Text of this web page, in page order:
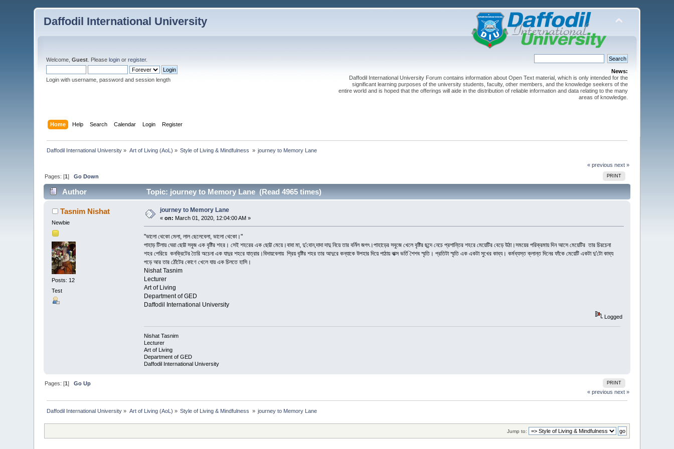
Daffodil International University
Welcome,Guest . Pleaselogin orregister.
Login with username, password and session length
News:
Daffodil International University Forum contains information about Open Text material, which is only intended for the
significant learning purposes of the university students, faculty, other members, and the knowledge seekers of the
entire world and is hoped that the offerings will aide in the distribution of reliable information and data relating to the many
areas of knowledge.
Home Help Search Calendar Login Register
Daffodil International University » Art of Living (AoL) » Style of Living & Mindfulness » journey to Memory Lane
« previous next »
PRINT
Pages: [1]Go Down
Author Topic: journey to Memory Lane (Read 4965 times)
Tasnim Nishat
Newbie
Posts: 12
Test
journey to Memory Lane
«on: March 01, 2020, 12:04:00 AM »
"ভালো থেকো মেলা, লাল ছেলেবেলা, ভালো থেকো।"
পাহাড় টিলায় ঘেরা ছোট্ট সবুজ এক বৃষ্টির শহর। সেই শহরের এক ছোট্ট মেয়ে।বাবা মা, দু'বোন,দাদা দাদু নিয়ে তার বর্নিল জগৎ।পাহাড়ের সবুজে খেলে বৃষ্টির ছন্দে নেচে প্রশান্তির শহরে মেয়েটির বেড়ে উঠা।সময়ের পরিক্রমায় দিন আসে মেয়েটির তার চিরচেনা
শহর পেরিয়ে কনক্রিটের তৈরি অচেনা এক যাদুর শহরে যাত্রার।বিদায়বেলায় প্রিয় বৃষ্টির শহর তার আদুরে কন্যাকে উপহার দিয়ে পাঠায় বাক্স ভর্তি শৈশব স্মৃতি। প্রতিটা স্মৃতি এক একটা সুখের কাব্য। কর্মব্যস্ত ক্লান্ত দিনের ফাঁকে মেয়েটি একটা দু'টো কাব্য
পড়ে আর তার ঠোঁটের কোণে খেলে যায় এক চিলতে হাসি।
Nishat Tasnim
Lecturer
Art of Living
Department of GED
Daffodil International University
Logged
Nishat Tasnim
Lecturer
Art of Living
Department of GED
Daffodil International University
PRINT
Pages: [1]Go Up
« previous next »
Daffodil International University » Art of Living (AoL) » Style of Living & Mindfulness » journey to Memory Lane
Jump to: